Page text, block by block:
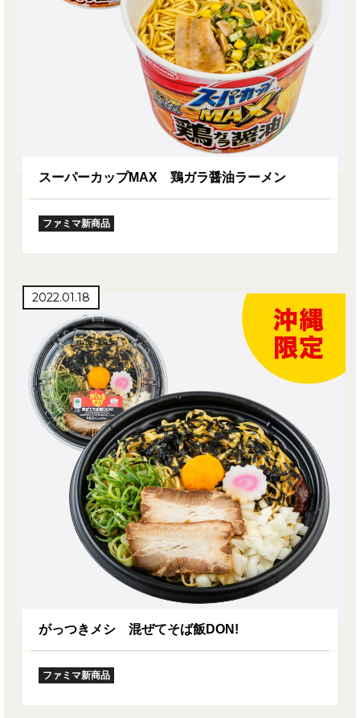
スーパーカップMAX 鶏ガラ醤油ラーメン
ファミマ新商品
2022.01.18
がっつきメシ 混ぜてそば飯DON!
ファミマ新商品